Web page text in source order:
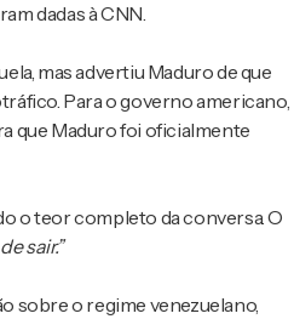
dadas à CNN.
mas advertiu Maduro de que
Para o governo americano,
que Maduro foi oficialmente
o teor completo da conversa. O
sair.”
sobre o regime venezuelano,